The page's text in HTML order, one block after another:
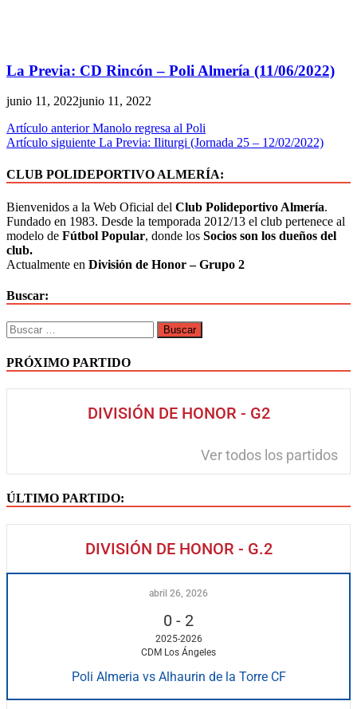
La Previa: CD Rincón – Poli Almería (11/06/2022)
junio 11, 2022junio 11, 2022
Artículo anterior Manolo regresa al Poli
Artículo siguiente La Previa: Iliturgi (Jornada 25 – 12/02/2022)
CLUB POLIDEPORTIVO ALMERÍA:
Bienvenidos a la Web Oficial del Club Polideportivo Almería.
Fundado en 1983. Desde la temporada 2012/13 el club pertenece al
modelo de Fútbol Popular, donde los Socios son los dueños del
club.
Actualmente en División de Honor – Grupo 2
Buscar:
PRÓXIMO PARTIDO
DIVISIÓN DE HONOR - G2
Ver todos los partidos
ÚLTIMO PARTIDO:
DIVISIÓN DE HONOR - G.2
abril 26, 2026
0 - 2
2025-2026
CDM Los Ángeles
Poli Almeria vs Alhaurin de la Torre CF